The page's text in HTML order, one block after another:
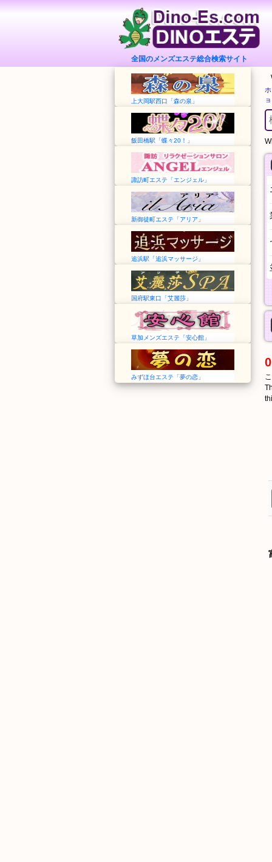
全国のメンズエステ総合検索サイト
上大岡駅西口「森の泉」
飯田橋駅「蝶々20！」
諏訪町エステ「エンジェル」
新御徒町エステ「アリア」
追浜駅「追浜マッサージ」
国府駅東口「艾麗莎」
草加メンズエステ「安心館」
みずほ台エステ「夢の恋」
0